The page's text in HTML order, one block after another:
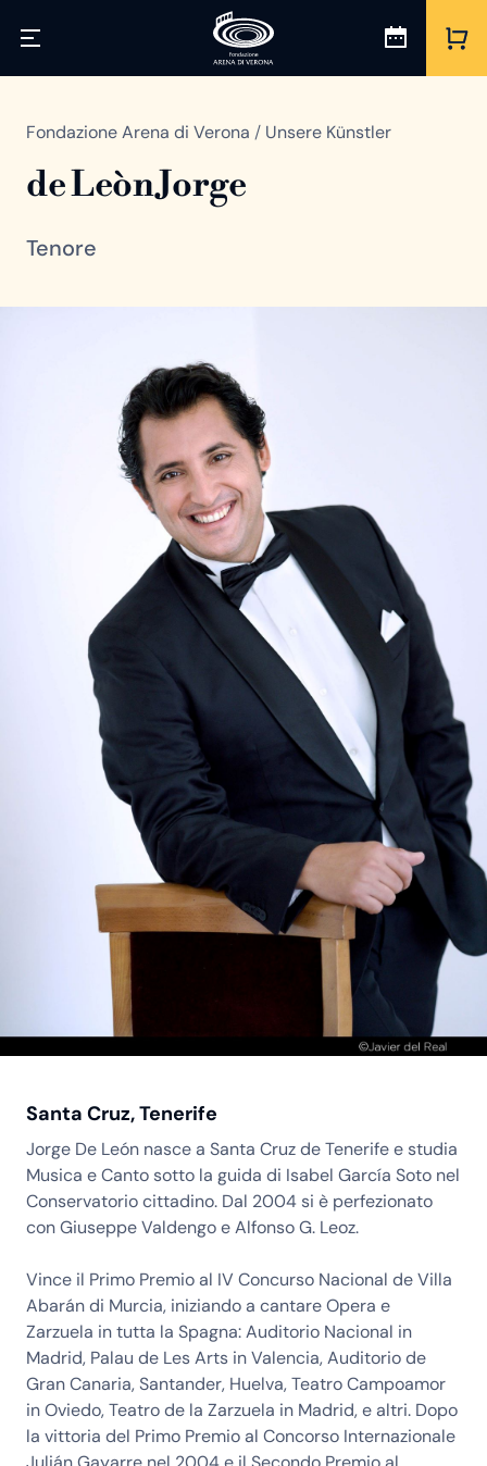
Fondazione Arena di Verona / Unsere Künstler
de Leòn Jorge
Tenore
Santa Cruz, Tenerife
Jorge De León nasce a Santa Cruz de Tenerife e studia
Musica e Canto sotto la guida di Isabel García Soto nel
Conservatorio cittadino. Dal 2004 si è perfezionato
con Giuseppe Valdengo e Alfonso G. Leoz.
Vince il Primo Premio al IV Concurso Nacional de Villa
Abarán di Murcia, iniziando a cantare Opera e
Zarzuela in tutta la Spagna: Auditorio Nacional in
Madrid, Palau de Les Arts in Valencia, Auditorio de
Gran Canaria, Santander, Huelva, Teatro Campoamor
in Oviedo, Teatro de la Zarzuela in Madrid, e altri. Dopo
la vittoria del Primo Premio al Concorso Internazionale